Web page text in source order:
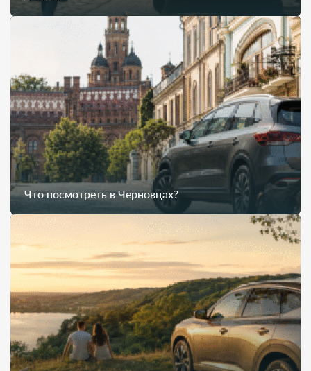
Что посмотреть в Черновцах?